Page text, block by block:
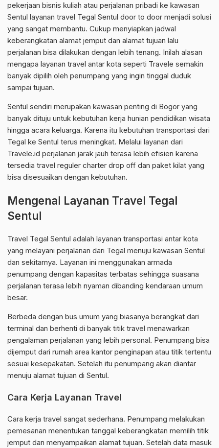
pekerjaan bisnis kuliah atau perjalanan pribadi ke kawasan
Sentul layanan travel Tegal Sentul door to door menjadi solusi
yang sangat membantu. Cukup menyiapkan jadwal
keberangkatan alamat jemput dan alamat tujuan lalu
perjalanan bisa dilakukan dengan lebih tenang. Inilah alasan
mengapa layanan travel antar kota seperti Travele semakin
banyak dipilih oleh penumpang yang ingin tinggal duduk
sampai tujuan.
Sentul sendiri merupakan kawasan penting di Bogor yang
banyak dituju untuk kebutuhan kerja hunian pendidikan wisata
hingga acara keluarga. Karena itu kebutuhan transportasi dari
Tegal ke Sentul terus meningkat. Melalui layanan dari
Travele.id perjalanan jarak jauh terasa lebih efisien karena
tersedia travel reguler charter drop off dan paket kilat yang
bisa disesuaikan dengan kebutuhan.
Mengenal Layanan Travel Tegal
Sentul
Travel Tegal Sentul adalah layanan transportasi antar kota
yang melayani perjalanan dari Tegal menuju kawasan Sentul
dan sekitarnya. Layanan ini menggunakan armada
penumpang dengan kapasitas terbatas sehingga suasana
perjalanan terasa lebih nyaman dibanding kendaraan umum
besar.
Berbeda dengan bus umum yang biasanya berangkat dari
terminal dan berhenti di banyak titik travel menawarkan
pengalaman perjalanan yang lebih personal. Penumpang bisa
dijemput dari rumah area kantor penginapan atau titik tertentu
sesuai kesepakatan. Setelah itu penumpang akan diantar
menuju alamat tujuan di Sentul.
Cara Kerja Layanan Travel
Cara kerja travel sangat sederhana. Penumpang melakukan
pemesanan menentukan tanggal keberangkatan memilih titik
jemput dan menyampaikan alamat tujuan. Setelah data masuk